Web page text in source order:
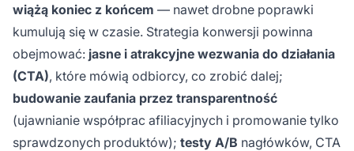
wiążą koniec z końcem — nawet drobne poprawki
kumulują się w czasie. Strategia konwersji powinna
obejmować: jasne i atrakcyjne wezwania do działania
(CTA), które mówią odbiorcy, co zrobić dalej;
budowanie zaufania przez transparentność
(ujawnianie współprac afiliacyjnych i promowanie tylko
sprawdzonych produktów); testy A/B nagłówków, CTA